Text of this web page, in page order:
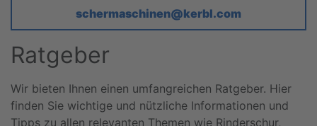
schermaschinen@kerbl.com
Ratgeber
Wir bieten Ihnen einen umfangreichen Ratgeber. Hier
finden Sie wichtige und nützliche Informationen und
Tipps zu allen relevanten Themen wie Rinderschur,